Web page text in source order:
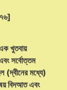
খুতবায়
সর্বোত্তম
(দ্বীনের মধ্যে)
বিদআত এবং